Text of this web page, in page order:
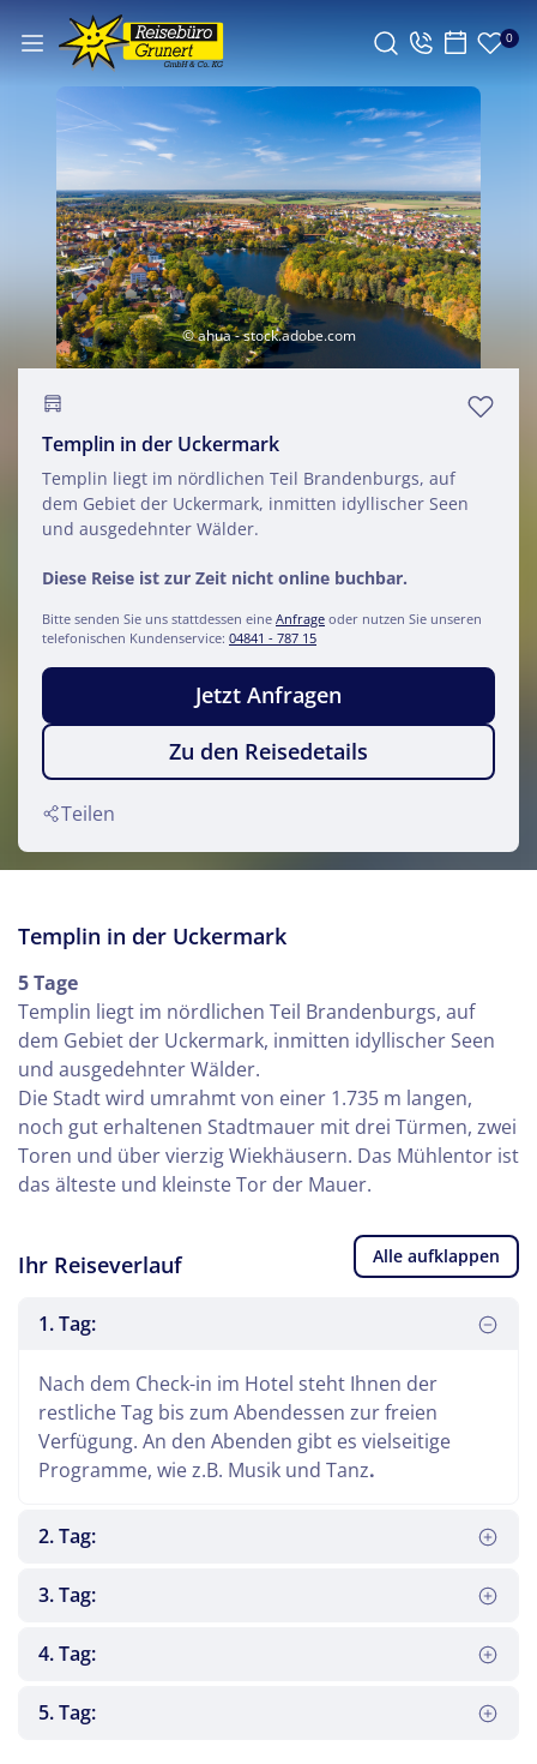
0
© ahua - stock.adobe.com
Templin in der Uckermark
Templin liegt im nördlichen Teil Brandenburgs, auf
dem Gebiet der Uckermark, inmitten idyllischer Seen
und ausgedehnter Wälder.
Diese Reise ist zur Zeit nicht online buchbar.
Bitte senden Sie uns stattdessen eine Anfrage oder nutzen Sie unseren
telefonischen Kundenservice: 04841 - 787 15
Jetzt Anfragen
Zu den Reisedetails
Teilen
Templin in der Uckermark
5 Tage
Templin liegt im nördlichen Teil Brandenburgs, auf
dem Gebiet der Uckermark, inmitten idyllischer Seen
und ausgedehnter Wälder.
Die Stadt wird umrahmt von einer 1.735 m langen,
noch gut erhaltenen Stadtmauer mit drei Türmen, zwei
Toren und über vierzig Wiekhäusern. Das Mühlentor ist
das älteste und kleinste Tor der Mauer.
Ihr Reiseverlauf Alle aufklappen
1. Tag:
Nach dem Check-in im Hotel steht Ihnen der
restliche Tag bis zum Abendessen zur freien
Verfügung. An den Abenden gibt es vielseitige
Programme, wie z.B. Musik und Tanz.
2. Tag:
3. Tag:
4. Tag:
5. Tag: